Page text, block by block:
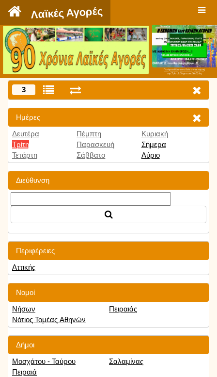
Λαϊκές Αγορές
Πατήστε εδώ για να δείτε την εκπομπή
την Τρίτη 9:00 μμ και κάθε Τρίτη
3
Ημέρες
Δευτέρα
Τρίτη
Τετάρτη
Πέμπτη
Παρασκευή
Σάββατο
Κυριακή
Σήμερα
Αύριο
Διεύθυνση
Περιφέρειες
Αττικής
Νομοί
Νήσων
Νότιος Τομέας Αθηνών
Πειραιάς
Δήμοι
Μοσχάτου - Ταύρου
Πειραιά
Σαλαμίνας